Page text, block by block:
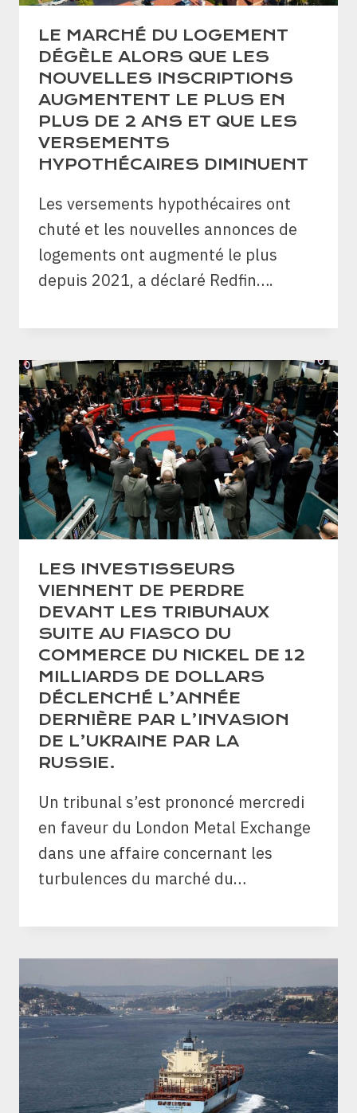
LE MARCHÉ DU LOGEMENT
DÉGÈLE ALORS QUE LES
NOUVELLES INSCRIPTIONS
AUGMENTENT LE PLUS EN
PLUS DE 2 ANS ET QUE LES
VERSEMENTS
HYPOTHÉCAIRES DIMINUENT
Les versements hypothécaires ont
chuté et les nouvelles annonces de
logements ont augmenté le plus
depuis 2021, a déclaré Redfin….
LES INVESTISSEURS
VIENNENT DE PERDRE
DEVANT LES TRIBUNAUX
SUITE AU FIASCO DU
COMMERCE DU NICKEL DE 12
MILLIARDS DE DOLLARS
DÉCLENCHÉ L’ANNÉE
DERNIÈRE PAR L’INVASION
DE L’UKRAINE PAR LA
RUSSIE.
Un tribunal s’est prononcé mercredi
en faveur du London Metal Exchange
dans une affaire concernant les
turbulences du marché du…